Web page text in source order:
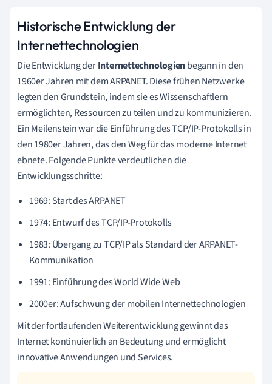
Historische Entwicklung der
Internettechnologien
Die Entwicklung derInternettechnologienbegann in den
1960er Jahren mit dem ARPANET. Diese frühen Netzwerke
legten den Grundstein, indem sie es Wissenschaftlern
ermöglichten, Ressourcen zu teilen und zu kommunizieren.
Ein Meilenstein war die Einführung des TCP/IP-Protokolls in
den 1980er Jahren, das den Weg für das moderne Internet
ebnete. Folgende Punkte verdeutlichen die
Entwicklungsschritte:
1969: Start des ARPANET
1974: Entwurf des TCP/IP-Protokolls
1983: Übergang zu TCP/IP als Standard der ARPANET-
Kommunikation
1991: Einführung des World Wide Web
2000er: Aufschwung der mobilen Internettechnologien
Mit der fortlaufenden Weiterentwicklung gewinnt das
Internet kontinuierlich an Bedeutung und ermöglicht
innovative Anwendungen und Services.